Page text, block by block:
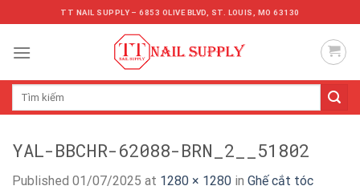
to
content
TT NAIL SUPPLY – 6853 OLIVE BLVD, ST. LOUIS, MO 63130
Tìm
YAL-BBCHR-62088-BRN_2__51802
Published 01/07/2025 at 1280 × 1280 in Ghế cắt tóc